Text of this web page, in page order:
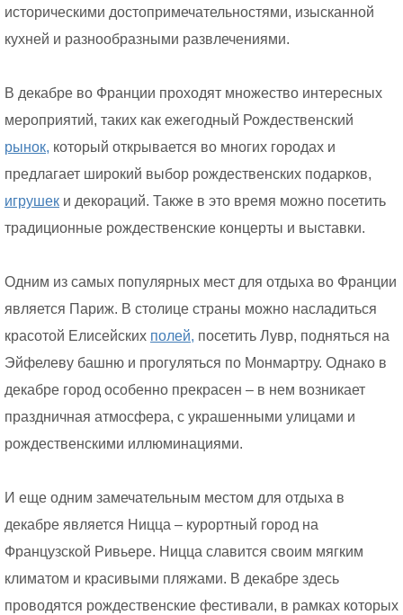
историческими достопримечательностями, изысканной
кухней и разнообразными развлечениями.
В декабре во Франции проходят множество интересных
мероприятий, таких как ежегодный Рождественский
рынок, который открывается во многих городах и
предлагает широкий выбор рождественских подарков,
игрушек и декораций. Также в это время можно посетить
традиционные рождественские концерты и выставки.
Одним из самых популярных мест для отдыха во Франции
является Париж. В столице страны можно насладиться
красотой Елисейских полей, посетить Лувр, подняться на
Эйфелеву башню и прогуляться по Монмартру. Однако в
декабре город особенно прекрасен – в нем возникает
праздничная атмосфера, с украшенными улицами и
рождественскими иллюминациями.
И еще одним замечательным местом для отдыха в
декабре является Ницца – курортный город на
Французской Ривьере. Ницца славится своим мягким
климатом и красивыми пляжами. В декабре здесь
проводятся рождественские фестивали, в рамках которых